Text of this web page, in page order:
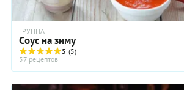
ГРУППА
Соус на зиму
5 (5)
57 рецептов